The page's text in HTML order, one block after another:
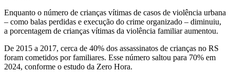
Enquanto o número de crianças vítimas de casos de violência urbana
– como balas perdidas e execução do crime organizado – diminuiu,
a porcentagem de crianças vítimas da violência familiar aumentou.
De 2015 a 2017, cerca de 40% dos assassinatos de crianças no RS
foram cometidos por familiares. Esse número saltou para 70% em
2024, conforme o estudo da Zero Hora.